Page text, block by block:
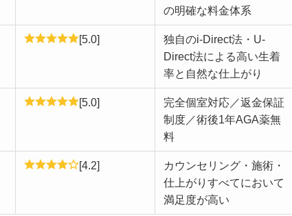
の明確な料金体系
[5.0]
独自のi-Direct法・U-
Direct法による高い生着
率と自然な仕上がり
[5.0]
完全個室対応／返金保証
制度／術後1年AGA薬無
料
[4.2]
カウンセリング・施術・
仕上がりすべてにおいて
満足度が高い